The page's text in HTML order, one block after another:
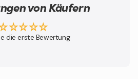
von Käufern
die erste Bewertung